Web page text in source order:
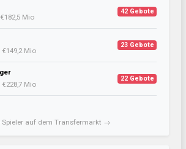
€182,5 Mio
42 Gebote
€149,2 Mio
23 Gebote
€228,7 Mio
22 Gebote
Spieler auf dem Transfermarkt →